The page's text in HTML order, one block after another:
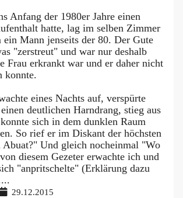
Anfang der 1980er Jahre einen
hatte, lag im selben Zimmer
ein Mann jenseits der 80. Der Gute
"zerstreut" und war nur deshalb
Frau erkrankt war und er daher nicht
konnte.
eines Nachts auf, verspürte
deutlichen Harndrang, stieg aus
sich in dem dunklen Raum
So rief er im Diskant der höchsten
Und gleich nocheinmal "Wo
diesem Gezeter erwachte ich und
"anpritschelte" (Erklärung dazu
29.12.2015